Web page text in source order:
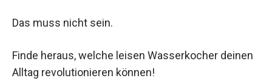
Das muss nicht sein.
Finde heraus, welche leisen Wasserkocher deinen
Alltag revolutionieren können!